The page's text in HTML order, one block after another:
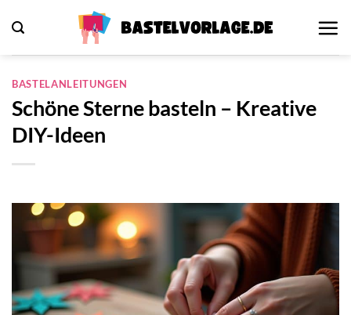
Inhalt
springen
BASTELANLEITUNGEN
Schöne Sterne basteln – Kreative
DIY-Ideen